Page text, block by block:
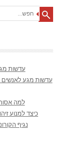
עדשות
עדשות מגע
למה
כיצד למנוע
נגיף